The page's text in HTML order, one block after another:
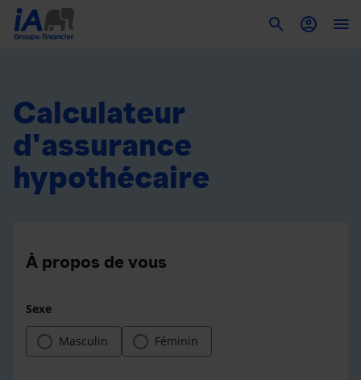
Calculateur
d'assurance
hypothécaire
À propos de vous
Sexe
Masculin Féminin